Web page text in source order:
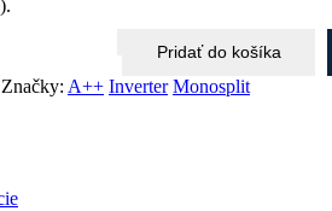
Pridať do košíka
Značky: A++ Inverter Monosplit